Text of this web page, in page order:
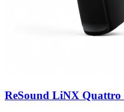
ReSound LiNX Quattro